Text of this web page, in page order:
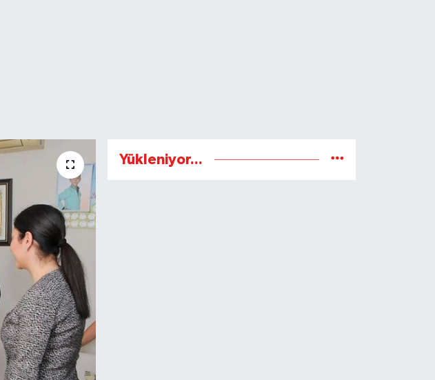
Yükleniyor...